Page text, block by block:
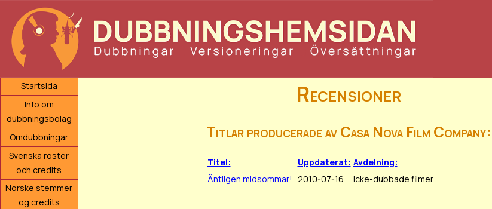
Startsida
Info om
dubbningsbolag
Omdubbningar
Svenska röster
och credits
Norske stemmer
og credits
Recensioner
Titlar producerade av Casa Nova Film Company:
Titel: Uppdaterat: Avdelning:
Äntligen midsommar! 2010-07-16 Icke-dubbade filmer